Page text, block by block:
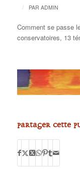
/ PAR ADMIN
Comment se passe
conservatoires, 13
Partager cette